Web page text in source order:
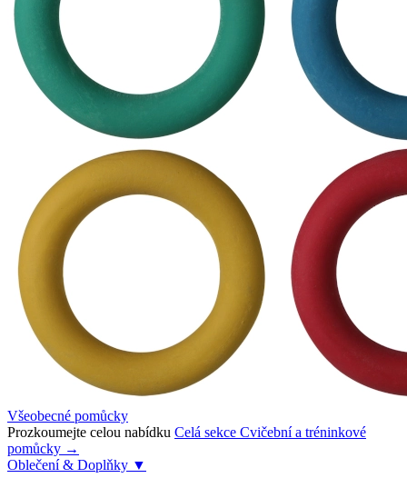
Všeobecné pomůcky
Prozkoumejte celou nabídku Celá sekce Cvičební a tréninkové
pomůcky →
Oblečení & Doplňky ▼